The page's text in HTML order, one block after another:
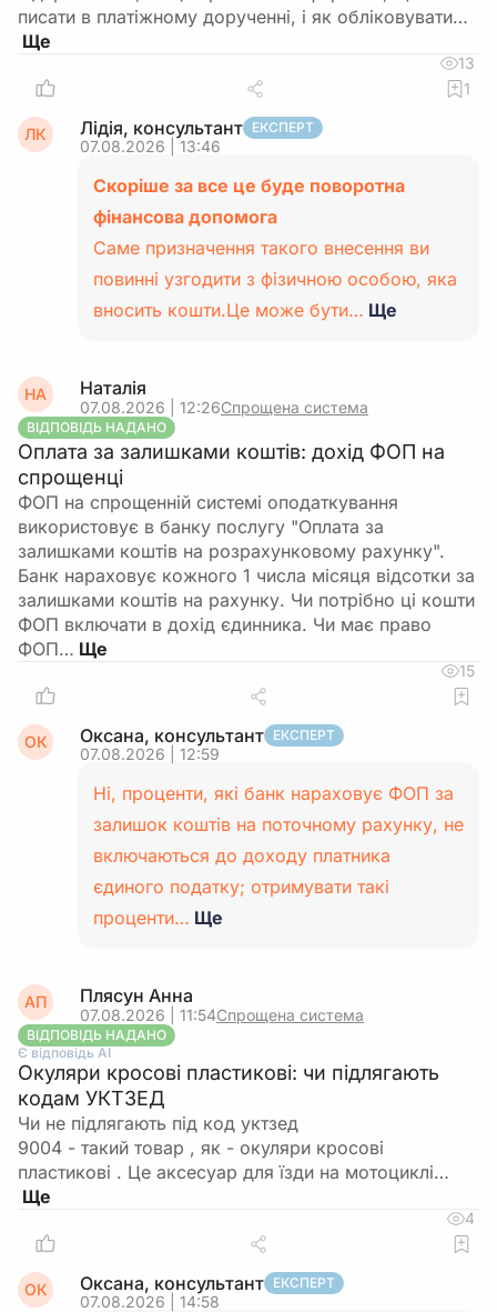
писати в платіжному дорученні, і як обліковувати…
13
1
ЛК Лідія, консультант ЕКСПЕРТ
07.08.2026 | 13:46
Скоріше за все це буде поворотна
фінансова допомога
Саме призначення такого внесення ви
повинні узгодити з фізичною особою, яка
вносить кошти.Це може бути… Ще
НА Наталія
07.08.2026 | 12:26Спрощена система
ВІДПОВІДЬ НАДАНО
Оплата за залишками коштів: дохід ФОП на
спрощенці
ФОП на спрощенній системі оподаткування
використовує в банку послугу "Оплата за
залишками коштів на розрахунковому рахунку".
Банк нараховує кожного 1 числа місяця відсотки за
залишками коштів на рахунку. Чи потрібно ці кошти
ФОП включати в дохід єдинника. Чи має право
ФОП…
15
ОК Оксана, консультант ЕКСПЕРТ
07.08.2026 | 12:59
Ні, проценти, які банк нараховує ФОП за
залишок коштів на поточному рахунку, не
включаються до доходу платника
єдиного податку; отримувати такі
проценти… Ще
АП Плясун Анна
07.08.2026 | 11:54Спрощена система
ВІДПОВІДЬ НАДАНО
Є відповідь АІ
Окуляри кросові пластикові: чи підлягають
кодам УКТЗЕД
Чи не підлягають під код уктзед
9004 - такий товар , як - окуляри кросові
пластикові . Це аксесуар для їзди на мотоциклі…
4
ОК Оксана, консультант ЕКСПЕРТ
07.08.2026 | 14:58